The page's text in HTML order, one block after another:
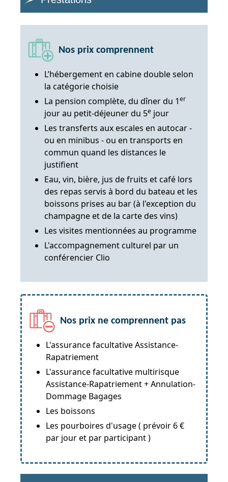
Nos prix comprennent
L’hébergement en cabine double selon
la catégorie choisie
La pension complète, du dîner du 1er
jour au petit-déjeuner du 5e jour
Les transferts aux escales en autocar -
ou en minibus - ou en transports en
commun quand les distances le
justifient
Eau, vin, bière, jus de fruits et café lors
des repas servis à bord du bateau et les
boissons prises au bar (à l'exception du
champagne et de la carte des vins)
Les visites mentionnées au programme
L'accompagnement culturel par un
conférencier Clio
Nos prix ne comprennent pas
L'assurance facultative Assistance-
Rapatriement
L'assurance facultative multirisque
Assistance-Rapatriement + Annulation-
Dommage Bagages
Les boissons
Les pourboires d'usage ( prévoir 6 €
par jour et par participant )